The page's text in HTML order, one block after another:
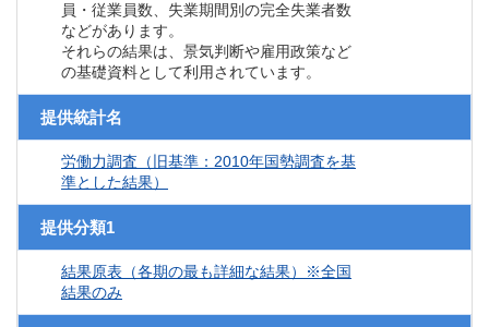
員・従業員数、失業期間別の完全失業者数
などがあります。
それらの結果は、景気判断や雇用政策など
の基礎資料として利用されています。
提供統計名
労働力調査（旧基準：2010年国勢調査を基
準とした結果）
提供分類1
結果原表（各期の最も詳細な結果）※全国
結果のみ